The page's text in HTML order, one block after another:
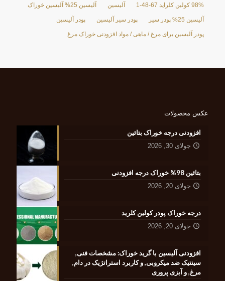
98% کولین کلراید 67-48-1 آلیسین آلیسین 25% آلیسین خوراک
آلیسین 25% پودر سیر پودر سیر آلیسین پودر آلیسین
پودر آلیسین برای مرغ / ماهی / مواد افزودنی خوراک مرغ
عکس محصولات
افزودنی درجه خوراک بتائین
جولای 30, 2026
بتائین 98% خوراک درجه افزودنی
جولای 20, 2026
درجه خوراک پودر کولین کلرید
جولای 20, 2026
افزودنی آلیسین با گرید خوراک: مشخصات فنی,
سینتیک ضد میکروبی, و کاربرد استراتژیک در دام,
مرغ, و آبزی پروری